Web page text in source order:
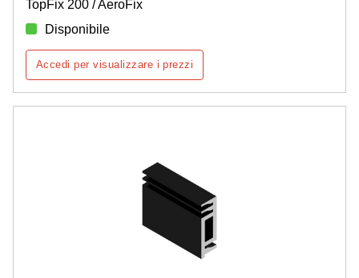
TopFix 200 / AeroFix
Disponibile
Accedi per visualizzare i prezzi